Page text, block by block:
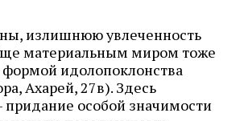
излишнюю увлеченность
материальным миром тоже
идолопоклонства
Ахарей, 27в). Здесь
особой значимости